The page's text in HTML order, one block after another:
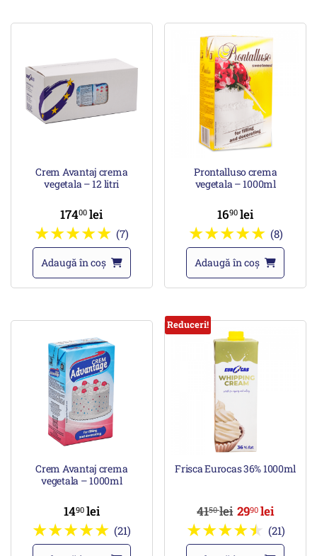
Crem Avantaj crema
vegetala – 12 litri
17400lei
(7)
Adaugă în coș
Prontalluso crema
vegetala – 1000ml
1690lei
(8)
Adaugă în coș
Crem Avantaj crema
vegetala – 1000ml
1490 lei
(21)
Reduceri!
Frisca Eurocas 36% 1000ml
4150lei 2990lei
(21)